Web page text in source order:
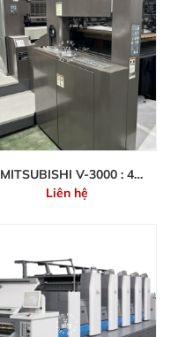
MITSUBISHI V-3000 : 4
MÀU - 75X105CM
Liên hệ